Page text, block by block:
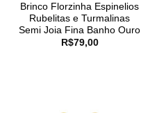
Brinco Florzinha Espinelios
Rubelitas e Turmalinas
Semi Joia Fina Banho Ouro
R$79,00